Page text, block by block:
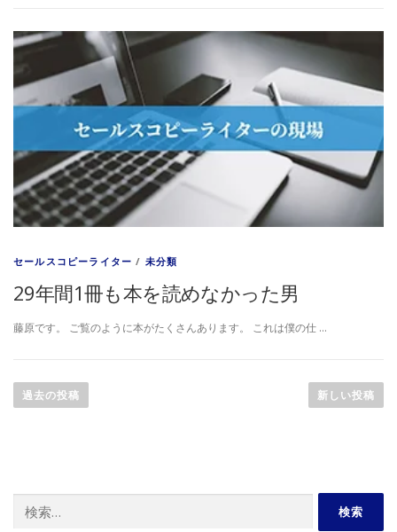
セールスコピーライター / 未分類
29年間1冊も本を読めなかった男
藤原です。 ご覧のように本がたくさんあります。 これは僕の仕 …
稿
シ
過去の投稿 新しい投稿
索: